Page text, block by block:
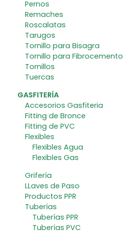
Pernos
Remaches
Roscalatas
Tarugos
Tornillo para Bisagra
Tornillo para Fibrocemento
Tornillos
Tuercas
GASFITERÍA
Accesorios Gasfiteria
Fitting de Bronce
Fitting de PVC
Flexibles
Flexibles Agua
Flexibles Gas
Grifería
LLaves de Paso
Productos PPR
Tuberías
Tuberías PPR
Tuberías PVC